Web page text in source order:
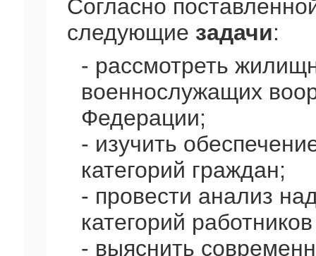
Согласно
следующие задачи:
- рассмотреть
военнослужащих
Федерации;
- изучить
категорий граждан;
- провести анализ
категорий
- выяснить